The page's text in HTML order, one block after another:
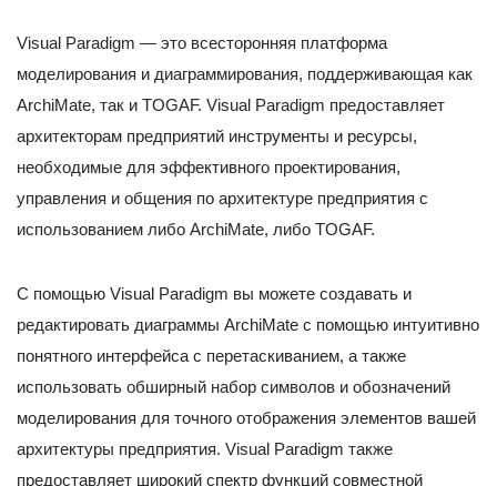
Visual Paradigm — это всесторонняя платформа
моделирования и диаграммирования, поддерживающая как
ArchiMate, так и TOGAF. Visual Paradigm предоставляет
архитекторам предприятий инструменты и ресурсы,
необходимые для эффективного проектирования,
управления и общения по архитектуре предприятия с
использованием либо ArchiMate, либо TOGAF.
С помощью Visual Paradigm вы можете создавать и
редактировать диаграммы ArchiMate с помощью интуитивно
понятного интерфейса с перетаскиванием, а также
использовать обширный набор символов и обозначений
моделирования для точного отображения элементов вашей
архитектуры предприятия. Visual Paradigm также
предоставляет широкий спектр функций совместной